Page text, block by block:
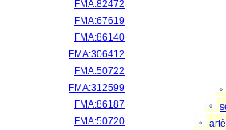
FMA:82472
FMA:67619
FMA:86140
FMA:306412
FMA:50722
FMA:312599
FMA:86187
FMA:50720